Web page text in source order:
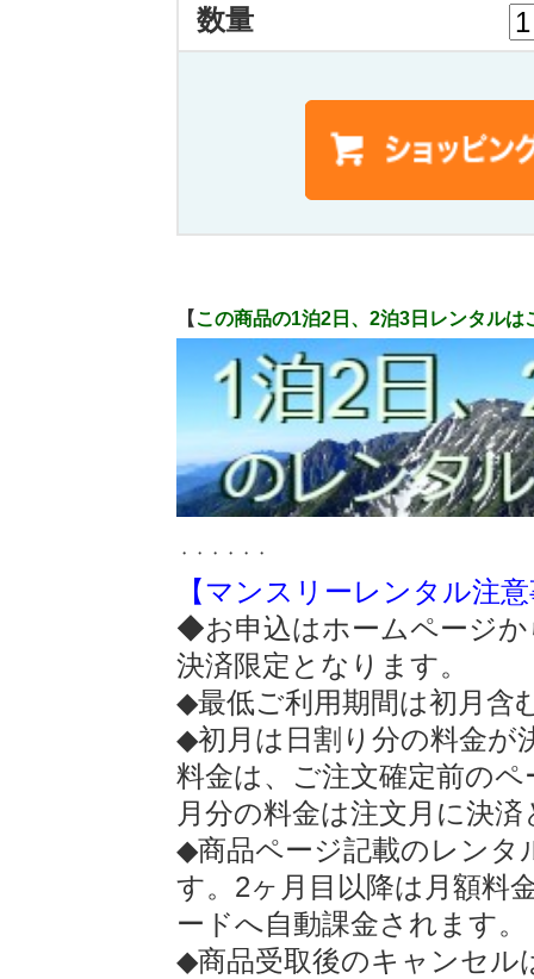
数量
【この商品の1泊2日、2泊3日レンタルは
・・・・・・
【マンスリーレンタル注
◆お申込はホームページ
決済限定となります。
◆最低ご利用期間は初月含
◆初月は日割り分の料金が
料金は、ご注文確定前の
月分の料金は注文月に決
◆商品ページ記載のレンタ
す。2ヶ月目以降は月額料
ードへ自動課金されます。
◆商品受取後のキャンセル